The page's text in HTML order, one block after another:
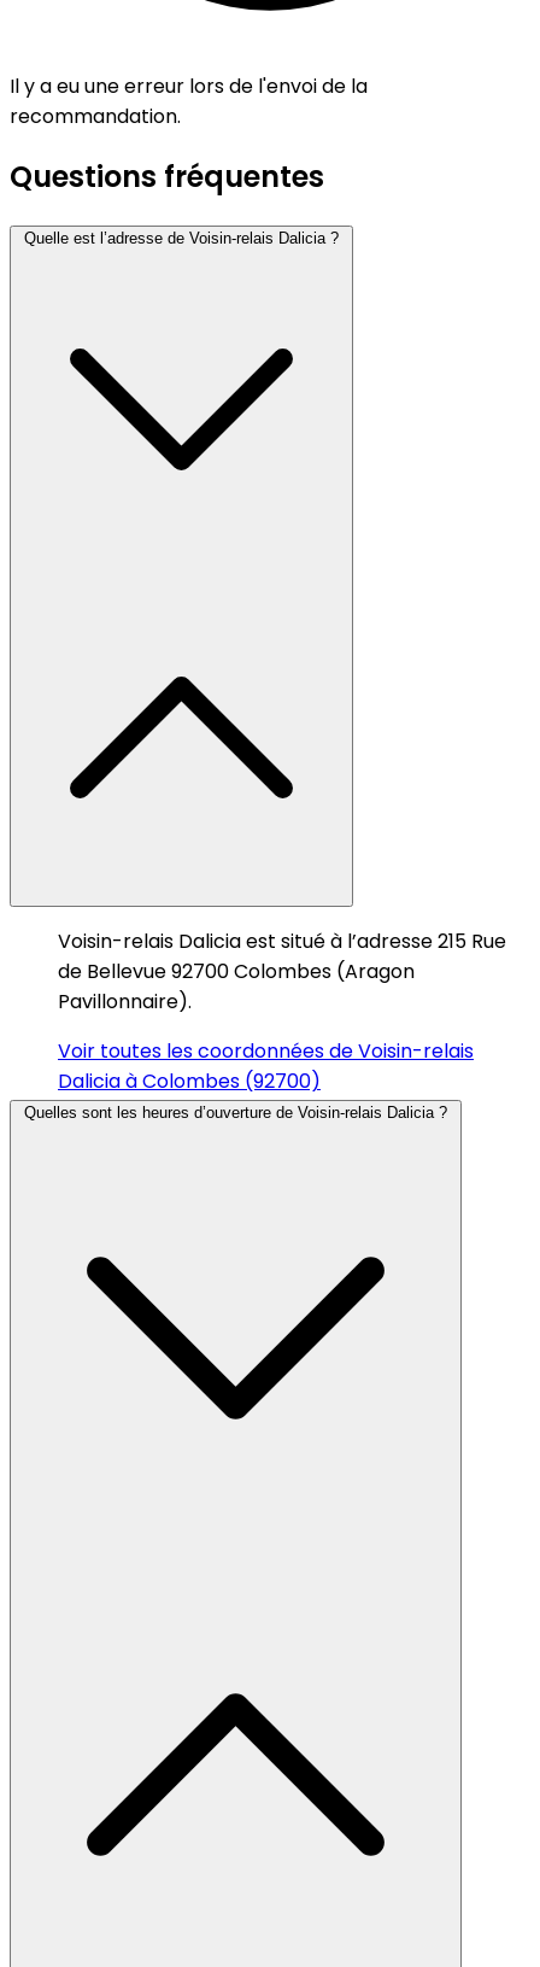
Il y a eu une erreur lors de l'envoi de la
recommandation.
Questions fréquentes
Quelle est l’adresse de Voisin-relais Dalicia ?
Voisin-relais Dalicia est situé à l’adresse 215 Rue
de Bellevue 92700 Colombes (Aragon
Pavillonnaire).
Voir toutes les coordonnées de Voisin-relais
Dalicia à Colombes (92700)
Quelles sont les heures d’ouverture de Voisin-relais Dalicia ?